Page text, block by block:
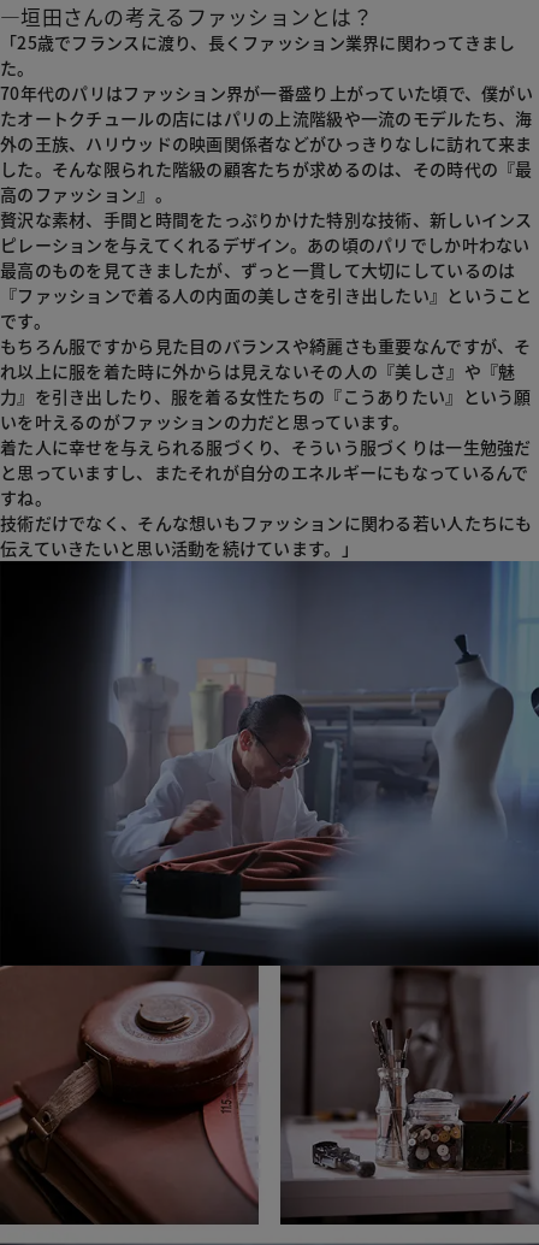
―垣田さんの考えるファッションとは？
「25歳でフランスに渡り、長くファッション業界に関わってきまし
た。
70年代のパリはファッション界が一番盛り上がっていた頃で、僕がい
たオートクチュールの店にはパリの上流階級や一流のモデルたち、海
外の王族、ハリウッドの映画関係者などがひっきりなしに訪れて来ま
した。そんな限られた階級の顧客たちが求めるのは、その時代の『最
高のファッション』。
贅沢な素材、手間と時間をたっぷりかけた特別な技術、新しいインス
ピレーションを与えてくれるデザイン。あの頃のパリでしか叶わない
最高のものを見てきましたが、ずっと一貫して大切にしているのは
『ファッションで着る人の内面の美しさを引き出したい』ということ
です。
もちろん服ですから見た目のバランスや綺麗さも重要なんですが、そ
れ以上に服を着た時に外からは見えないその人の『美しさ』や『魅
力』を引き出したり、服を着る女性たちの『こうありたい』という願
いを叶えるのがファッションの力だと思っています。
着た人に幸せを与えられる服づくり、そういう服づくりは一生勉強だ
と思っていますし、またそれが自分のエネルギーにもなっているんで
すね。
技術だけでなく、そんな想いもファッションに関わる若い人たちにも
伝えていきたいと思い活動を続けています。」